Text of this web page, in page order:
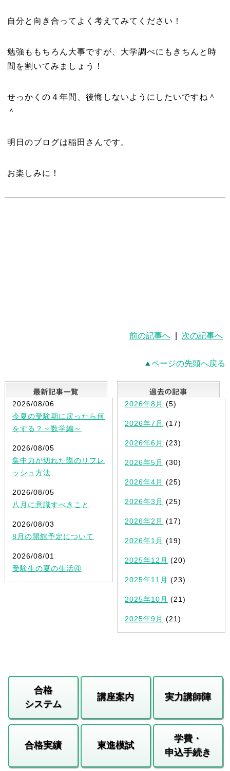
自分と向き合ってよく考えてみてください！
勉強ももちろん大事ですが、大学調べにもきちんと時
間を割いてみましょう！
せっかくの４年間、後悔しないようにしたいですね＾
＾
明日のブログは稲田さんです。
お楽しみに！
前の記事へ 次の記事へ
ページの先頭へ戻る
最新記事一覧
2026/08/06
今夏の受験期に戻ったら何
をする？～数学編～
2026/08/05
集中力が切れた際のリフレ
ッシュ方法
2026/08/05
八月に意識すべきこと
2026/08/03
8月の開館予定について
2026/08/01
受験生の夏の生活④
2026年8月 (5)
2026年7月 (17)
2026年6月 (23)
2026年5月 (30)
2026年4月 (25)
2026年3月 (25)
2026年2月 (17)
2026年1月 (19)
2025年12月 (20)
2025年11月 (23)
2025年10月 (21)
2025年9月 (21)
合格
システム
講座案内 実力講師陣
合格実績 東進模試
学費・
申込手続き